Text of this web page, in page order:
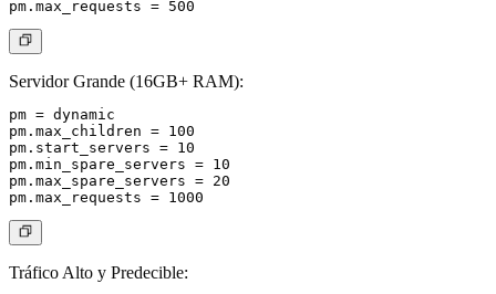
Servidor Grande (16GB+ RAM):
pm = dynamic
pm.max_children = 100
pm.start_servers = 10
pm.min_spare_servers = 10
pm.max_spare_servers = 20
Tráfico Alto y Predecible: